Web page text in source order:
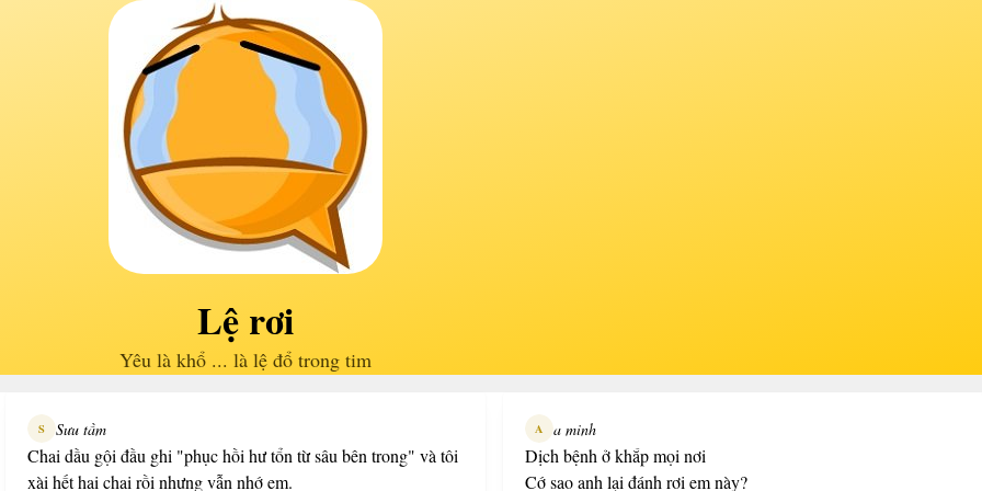
Lệ rơi
Yêu là khổ ... là lệ đổ trong tim
S Sưu tầm
Chai dầu gội đầu ghi "phục hồi hư tổn từ sâu bên trong" và tôi
xài hết hai chai rồi nhưng vẫn nhớ em.
A a minh
Dịch bệnh ở khắp mọi nơi
Cớ sao anh lại đánh rơi em này?